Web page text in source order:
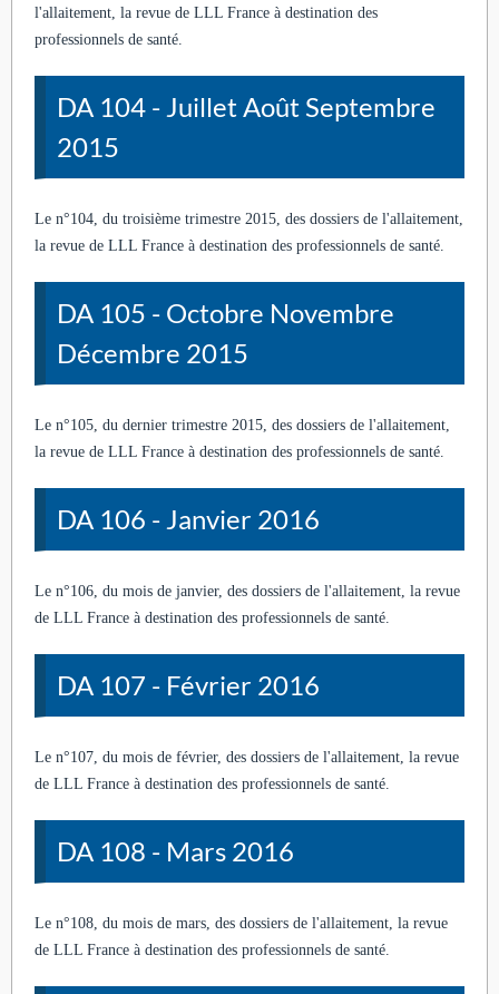
l'allaitement, la revue de LLL France à destination des
professionnels de santé.
DA 104 - Juillet Août Septembre
2015
Le n°104, du troisième trimestre 2015, des dossiers de l'allaitement,
la revue de LLL France à destination des professionnels de santé.
DA 105 - Octobre Novembre
Décembre 2015
Le n°105, du dernier trimestre 2015, des dossiers de l'allaitement,
la revue de LLL France à destination des professionnels de santé.
DA 106 - Janvier 2016
Le n°106, du mois de janvier, des dossiers de l'allaitement, la revue
de LLL France à destination des professionnels de santé.
DA 107 - Février 2016
Le n°107, du mois de février, des dossiers de l'allaitement, la revue
de LLL France à destination des professionnels de santé.
DA 108 - Mars 2016
Le n°108, du mois de mars, des dossiers de l'allaitement, la revue
de LLL France à destination des professionnels de santé.